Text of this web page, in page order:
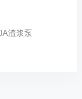
渣浆泵